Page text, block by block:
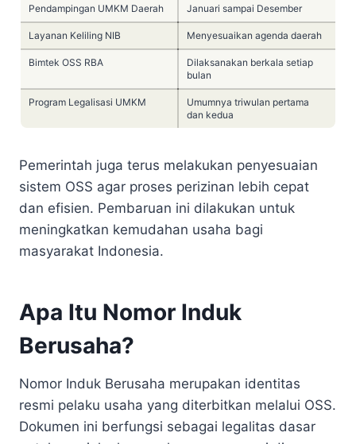
Pendampingan UMKM Daerah Januari sampai Desember
Layanan Keliling NIB Menyesuaikan agenda daerah
Bimtek OSS RBA
Dilaksanakan berkala setiap
bulan
Program Legalisasi UMKM
Umumnya triwulan pertama
dan kedua
Pemerintah juga terus melakukan penyesuaian
sistem OSS agar proses perizinan lebih cepat
dan efisien. Pembaruan ini dilakukan untuk
meningkatkan kemudahan usaha bagi
masyarakat Indonesia.
Apa Itu Nomor Induk
Berusaha?
Nomor Induk Berusaha merupakan identitas
resmi pelaku usaha yang diterbitkan melalui OSS.
Dokumen ini berfungsi sebagai legalitas dasar